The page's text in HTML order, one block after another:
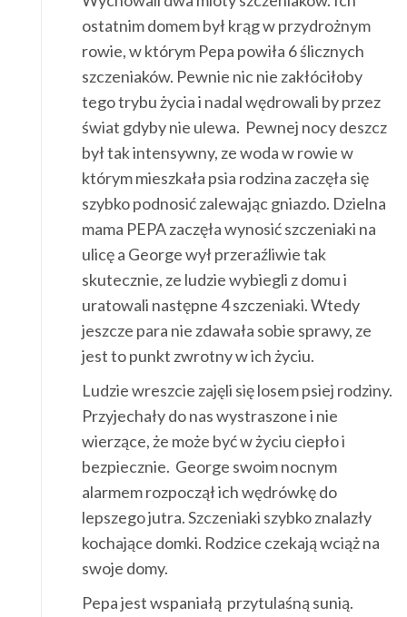
ostatnim domem był krąg w przydrożnym
rowie, w którym Pepa powiła 6 ślicznych
szczeniaków. Pewnie nic nie zakłóciłoby
tego trybu życia i nadal wędrowali by przez
świat gdyby nie ulewa. Pewnej nocy deszcz
był tak intensywny, ze woda w rowie w
którym mieszkała psia rodzina zaczęła się
szybko podnosić zalewając gniazdo. Dzielna
mama PEPA zaczęła wynosić szczeniaki na
ulicę a George wył przeraźliwie tak
skutecznie, ze ludzie wybiegli z domu i
uratowali następne 4 szczeniaki. Wtedy
jeszcze para nie zdawała sobie sprawy, ze
jest to punkt zwrotny w ich życiu.
Ludzie wreszcie zajęli się losem psiej rodziny.
Przyjechały do nas wystraszone i nie
wierzące, że może być w życiu ciepło i
bezpiecznie. George swoim nocnym
alarmem rozpoczął ich wędrówkę do
lepszego jutra. Szczeniaki szybko znalazły
kochające domki. Rodzice czekają wciąż na
swoje domy.
Pepa jest wspaniałą przytulaśną sunią.